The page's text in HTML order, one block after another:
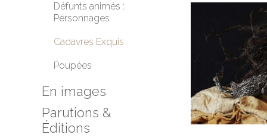
Défunts animés :
Personnages
Cadavres Exquis
Poupées
En images
Parutions &
Éditions